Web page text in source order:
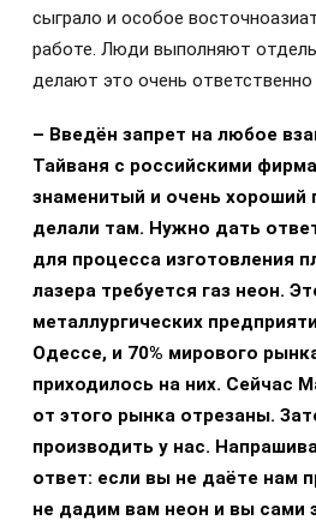
сыграло и особое
работе. Люди выполняют
делают это очень ответственно
– Введён запрет на любое
Тайваня с российскими
знаменитый и очень хороший
делали там. Нужно дать
для процесса изготовления
лазера требуется газ неон.
металлургических
Одессе, и 70% мирового
приходилось на них. Сейчас
от этого рынка отрезаны.
производить у нас.
ответ: если вы не даёте нам
не дадим вам неон и вы сами